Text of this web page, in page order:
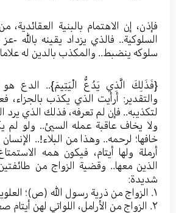
فإذن، إن الاهتمام بالبنية العقائدية،
السلوكية.. فالذي يزداد يقينه بالله -
سلوكه ينضبط.. والمكذب بالدين له
{فَذَلِكَ الَّذِي يَدُعُّ الْيَتِيمَ}.. الدع هو
والتقدير: أرأيت الذي يكذب بالجزاء،
لتكذيبه.. فإن لم تعرفه، فذلك الذي يرد
ولا يخاف عاقبة عمله السيئ.. ولو لم
خافها؛ لرحمه.. وهذا من البلاء!..
أرملة ولها أيتام، فيكون همه
الذين معها.. وقضية الزواج من
شديدة:
١. الزواج من ذرية رسول الله (ص)؛ العلويات.
٢. الزواج من الأرامل، اللواتي لهن أيتام صغار.